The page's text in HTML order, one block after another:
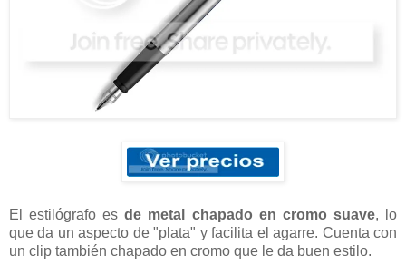
El estilógrafo esde metal chapado en cromo suave, lo
que da un aspecto de "plata" y facilita el agarre. Cuenta con
un clip también chapado en cromo que le da buen estilo.